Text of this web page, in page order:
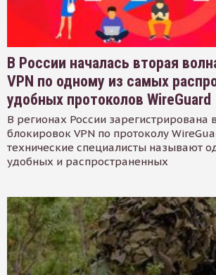
В России началась вторая
VPN по одному из самых
удобных протоколов WireGuard
В регионах России зарегистрирована
блокировок VPN по протоколу
технические специалисты называют
удобных и распространенных